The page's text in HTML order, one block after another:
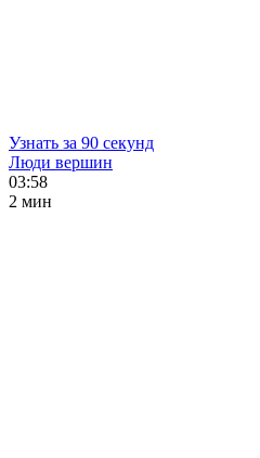
Узнать за 90 секунд
Люди вершин
03:58
2 мин